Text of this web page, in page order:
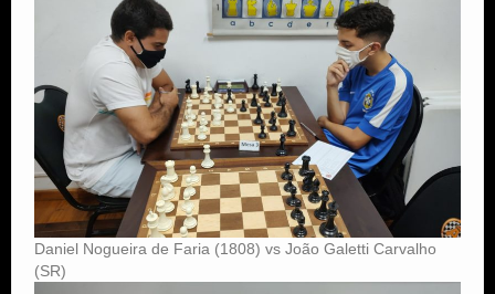
Daniel Nogueira de Faria (1808) vs João Galetti Carvalho
(SR)